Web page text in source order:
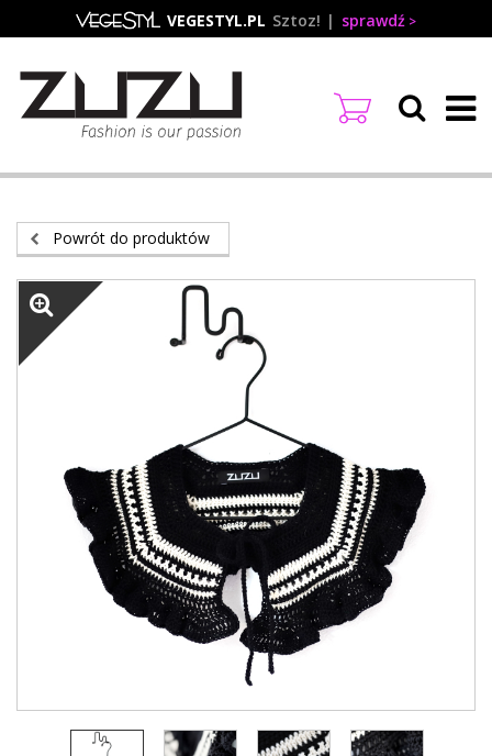
do
treści
VEGESTYL.PL Sztoz! sprawdź
Powrót do produktów